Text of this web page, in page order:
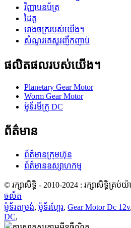
វិញ្ញាបនប័ត្រ
ដៃគូ
រោងចក្ររបស់យើង។
សំណួរគេសួរញឹកញាប់
ផលិតផលរបស់យើង។
Planetary Gear Motor
Worm Gear Motor
ម៉ូទ័រមីក្រូ DC
ព័ត៌មាន
ព័ត៌មានក្រុមហ៊ុន
ព័ត៌មានឧស្សាហកម្ម
© រក្សាសិទ្ធិ - 2010-2024 : រក្សាសិទ្ធិគ្រប់យ៉
ចល័ត
ម៉ូទ័រតម្រង់, ម៉ូទ័រហ្គែរ, Gear Motor Dc 12v,
DC,